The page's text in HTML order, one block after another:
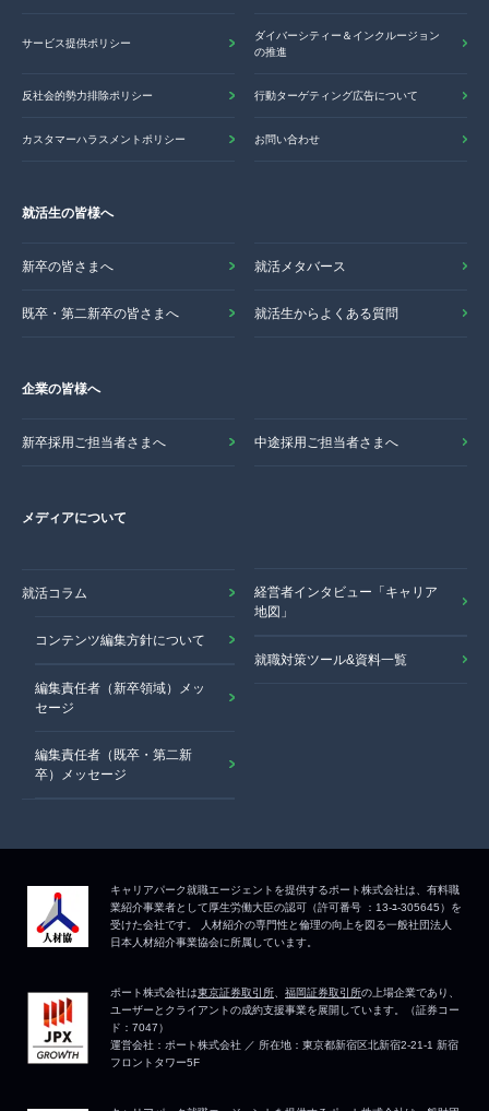
サービス提供ポリシー
ダイバーシティー＆インクルージョン
の推進
反社会的勢力排除ポリシー 行動ターゲティング広告について
カスタマーハラスメントポリシー お問い合わせ
就活生の皆様へ
新卒の皆さまへ 就活メタバース
既卒・第二新卒の皆さまへ 就活生からよくある質問
企業の皆様へ
新卒採用ご担当者さまへ 中途採用ご担当者さまへ
メディアについて
就活コラム
コンテンツ編集方針について
編集責任者（新卒領域）メッ
セージ
編集責任者（既卒・第二新
卒）メッセージ
経営者インタビュー「キャリア
地図」
就職対策ツール&資料一覧